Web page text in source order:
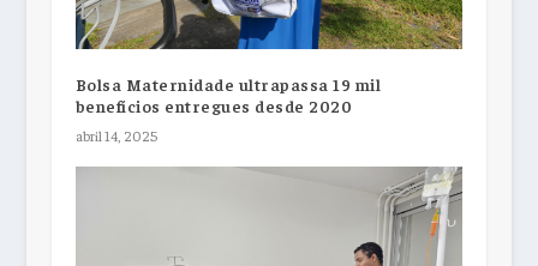
Bolsa Maternidade ultrapassa 19 mil
benefícios entregues desde 2020
abril 14, 2025